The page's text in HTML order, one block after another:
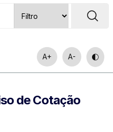
A+ A-
de Cotação